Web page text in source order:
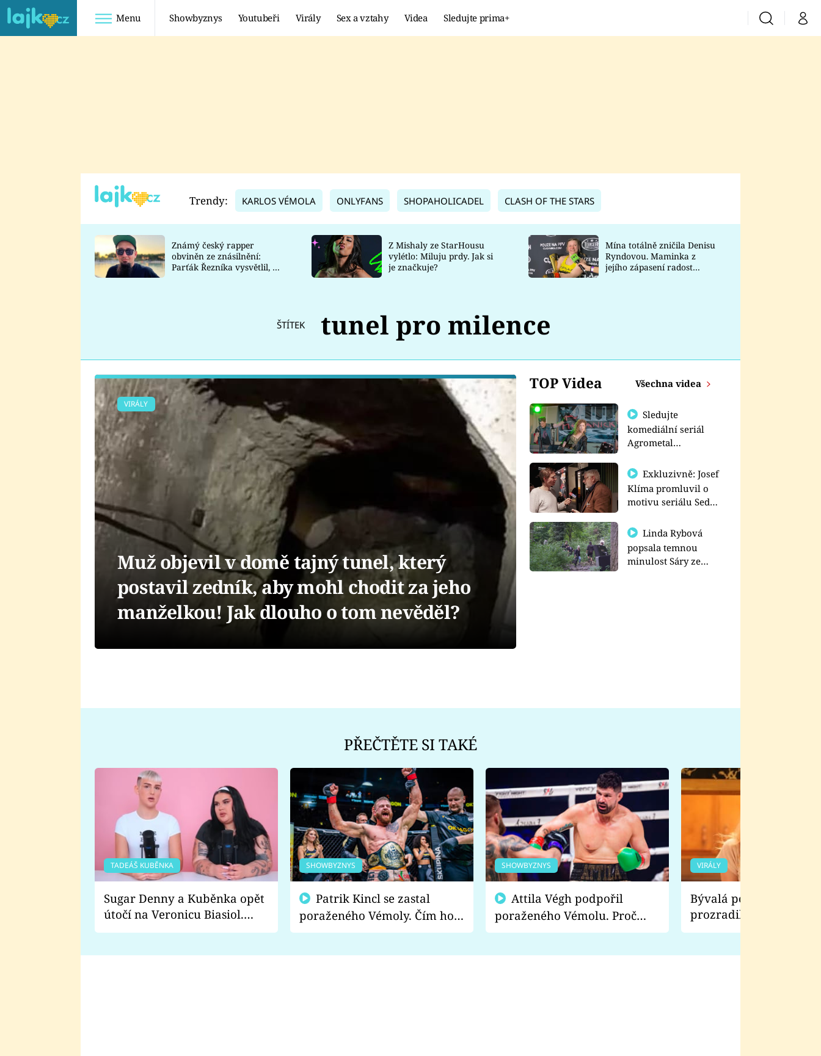
Menu Showbyznys Youtubeři Virály Sex a vztahy Videa Sledujte prima+ VyhledáváníMůj
TADEÁŠ KUBĚNKA
DATEL
Prima Lajk
Sledujte nás
Trendy: KARLOS VÉMOLA ONLYFANS SHOPAHOLICADEL CLASH OF THE STARS
Známý český rapper
obviněn ze znásilnění:
Parťák Řezníka vysvětlil, co
Z Mishaly ze StarHousu
vylétlo: Miluju prdy. Jak si
je značkuje?
Mína totálně zničila Denisu
Ryndovou. Maminka z
jejího zápasení radost
ŠTÍTEK tunel pro milence
TOP Videa Všechna videa
Sledujte
komediální seriál
Agrometal
prima+
Exkluzivně: Josef
Klíma promluvil o
motivu seriálu Sedm
Linda Rybová
popsala temnou
minulost Sáry ze
VIRÁLY
Muž objevil v domě tajný tunel, který
postavil zedník, aby mohl chodit za jeho
manželkou! Jak dlouho o tom nevěděl?
PŘEČTĚTE SI TAKÉ
TADEÁŠ KUBĚNKA
Sugar Denny a Kuběnka opět
útočí na Veronicu Biasiol.
Proč je podle nich falešná a
SHOWBYZNYS
poraženého Vémoly. Čím ho
fanoušci naštvali?
SHOWBYZNYS
poraženého Vémolu. Proč
chce raději zápasit s ním než
VIRÁLY
Bývalá pornoherečka
prozradila, co ji
natáčení Euforie.